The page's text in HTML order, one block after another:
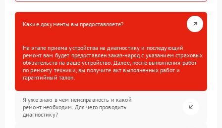
Какие документы вы предоставляете?
На этапе приема устройства на диагностику и последующий
ремонт вам будет предоставлен заказ-наряд с указанием страховых
обязательств на ваше устройство. Далее, после выполнения работ
по ремонту техники, вы получите акт выполненных работ и
гарантийный талон.
Я уже знаю в чем неисправность и какой
ремонт необходим. Для чего проводить
диагностику?